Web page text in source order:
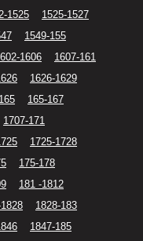
1525
1525-1527
1549-155
1606
1607-161
1626-1629
165-167
1707-171
1725-1728
175-178
181 -1812
1828-183
1847-185